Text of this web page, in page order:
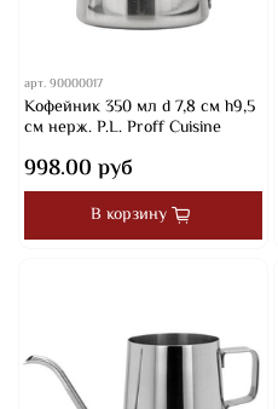
арт.90000017
Кофейник 350 мл d 7,8 см h9,5
см нерж. P.L. Proff Cuisine
998.00 руб
В корзину